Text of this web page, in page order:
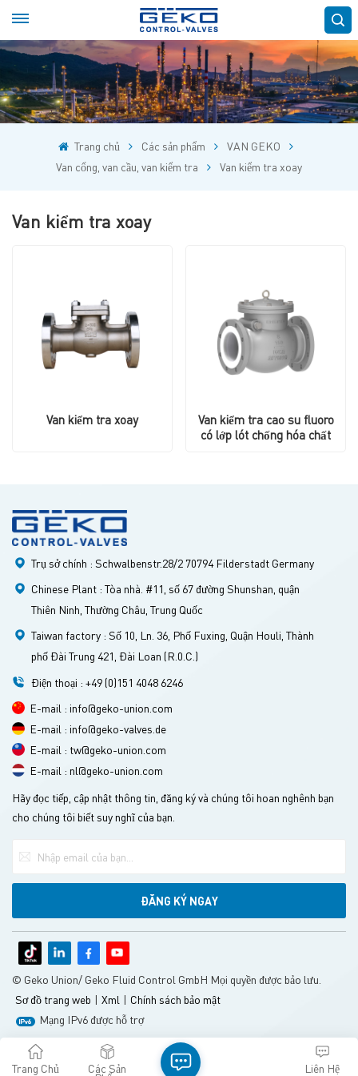
Trang chủ Các sản phẩm
VAN GEKO
Van cổng, van cầu, van kiểm tra
Van kiểm tra xoay
Van kiểm tra xoay
Van kiểm tra xoay
Van kiểm tra cao su fluoro
có lớp lót chống hóa chất
Trụ sở chính : Schwalbenstr.28/2 70794 Filderstadt Germany
Chinese Plant : Tòa nhà. #11, số 67 đường Shunshan, quận
Thiên Ninh, Thường Châu, Trung Quốc
Taiwan factory : Số 10, Ln. 36, Phố Fuxing, Quận Houli, Thành
phố Đài Trung 421, Đài Loan (R.0.C.)
Điện thoại : +49 (0)151 4048 6246
E-mail : info@geko-union.com
E-mail : info@geko-valves.de
E-mail : tw@geko-union.com
E-mail : nl@geko-union.com
Hãy đọc tiếp, cập nhật thông tin, đăng ký và chúng tôi hoan nghênh bạn
cho chúng tôi biết suy nghĩ của bạn.
© Geko Union/ Geko Fluid Control GmbH Mọi quyền được bảo lưu.
Sơ đồ trang web | Xml | Chính sách bảo mật
Mạng IPv6 được hỗ trợ
Trang Chủ Các Sản Liên Hệ